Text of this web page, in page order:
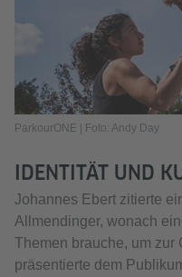
ParkourONE | Foto: Andy Day
IDENTITÄT UND
Johannes Ebert zitierte
Allmendinger, wonach
Themen brauche, um zur
präsentierte dem